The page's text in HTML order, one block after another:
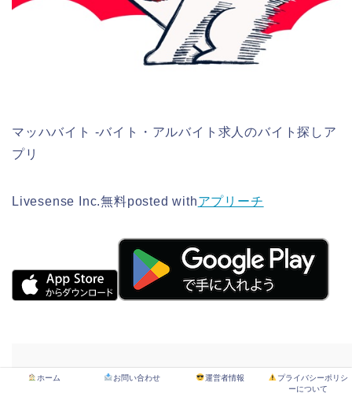
マッハバイト -バイト・アルバイト求人のバイト探しア
プリ
Livesense Inc.無料posted withアプリーチ
氏名
ホーム お問い合わせ 運営者情報
プライバシーポリシ
ーについて